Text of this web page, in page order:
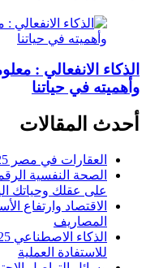
الذكاء الانفعالي :
وأهميته في حياتنا
أحدث المقالات
العقارات في مصر 2025 : نصائح للشراء والاستثمار الذكي
على عقلك وحياتك
المصاريف
للاستفادة العملية